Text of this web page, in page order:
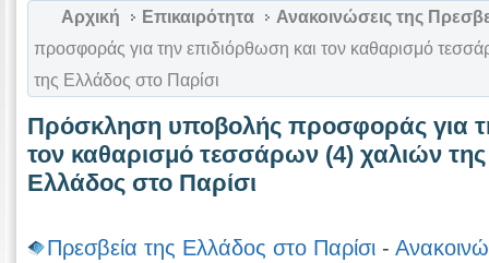
Αρχική Επικαιρότητα
Ανακοινώσεις της
προσφοράς για την επιδιόρθωση και τον καθαρισμό
της Ελλάδος στο Παρίσι
Πρόσκληση υποβολής προσφοράς για
τον καθαρισμό τεσσάρων (4) χαλιών της
Ελλάδος στο Παρίσι
Πρεσβεία της Ελλάδος στο Παρίσι -